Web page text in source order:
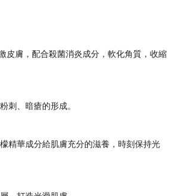
皮膚，配合殺菌消炎成分，軟化角質，收縮
刺、暗瘡的形成。
精華成分給肌膚充分的滋養，時刻保持光